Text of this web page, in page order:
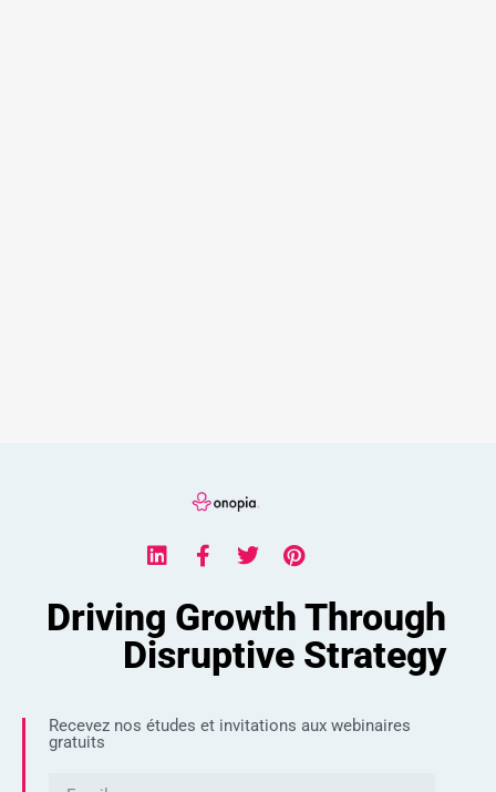
Driving Growth Through
Disruptive Strategy
Recevez nos études et invitations aux webinaires
gratuits